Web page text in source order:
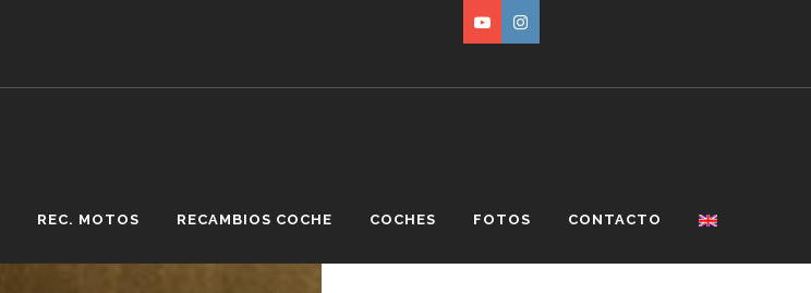
REC. MOTOS RECAMBIOS COCHE COCHES FOTOS CONTACTO